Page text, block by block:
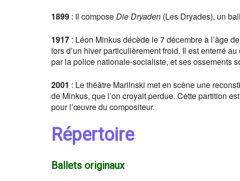
1899 : Il composeDie Dryaden (Les Dryades), un
1917 : Léon Minkus décède le 7 décembre à l’âge
lors d’un hiver particulièrement froid. Il est enterré
par la police nationale-socialiste, et ses ossements
2001 : Le théâtre Mariinski met en scène une
de Minkus, que l’on croyait perdue. Cette partition
pour l’œuvre du compositeur.
Répertoire
Ballets originaux